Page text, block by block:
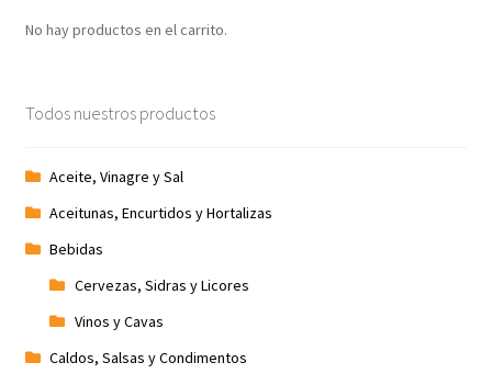
No hay productos en el carrito.
Todos nuestros productos
Aceite, Vinagre y Sal
Aceitunas, Encurtidos y Hortalizas
Bebidas
Cervezas, Sidras y Licores
Vinos y Cavas
Caldos, Salsas y Condimentos